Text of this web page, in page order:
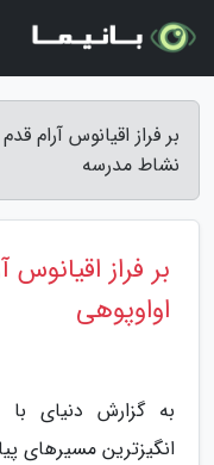
بر فراز اقیانوس آرام
نشاط مدرسه
بر فراز اقیانوس
اواوپوهی
به گزارش دنیای
انگیزترین مسیرهای